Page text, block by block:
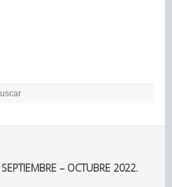
– OCTUBRE 2022.